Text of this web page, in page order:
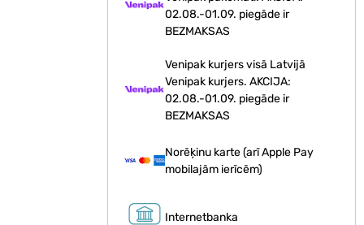
02.08.-01.09. piegāde ir
BEZMAKSAS
Venipak kurjers visā Latvijā
Venipak kurjers. AKCIJA:
02.08.-01.09. piegāde ir
BEZMAKSAS
Norēķinu karte (arī Apple Pay
mobilajām ierīcēm)
Internetbanka